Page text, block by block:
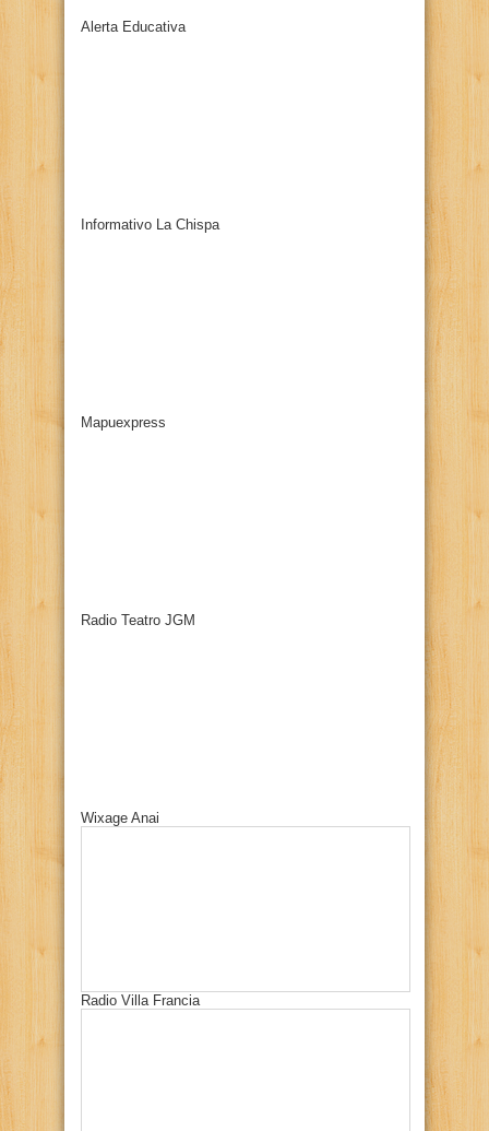
Alerta Educativa
Informativo La Chispa
Mapuexpress
Radio Teatro JGM
Wixage Anai
Radio Villa Francia